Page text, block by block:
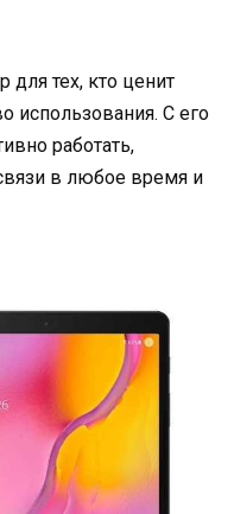
тех, кто ценит
использования. С его
работать,
в любое время и